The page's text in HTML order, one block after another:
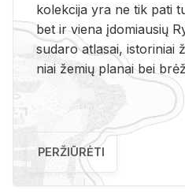
ko­lek­ci­ja yra ne tik pati
bet ir vie­na įdo­miau­sių
su­da­ro at­la­sai, is­to­ri­niai
niai že­mių pla­nai bei
PERŽIŪRĖTI